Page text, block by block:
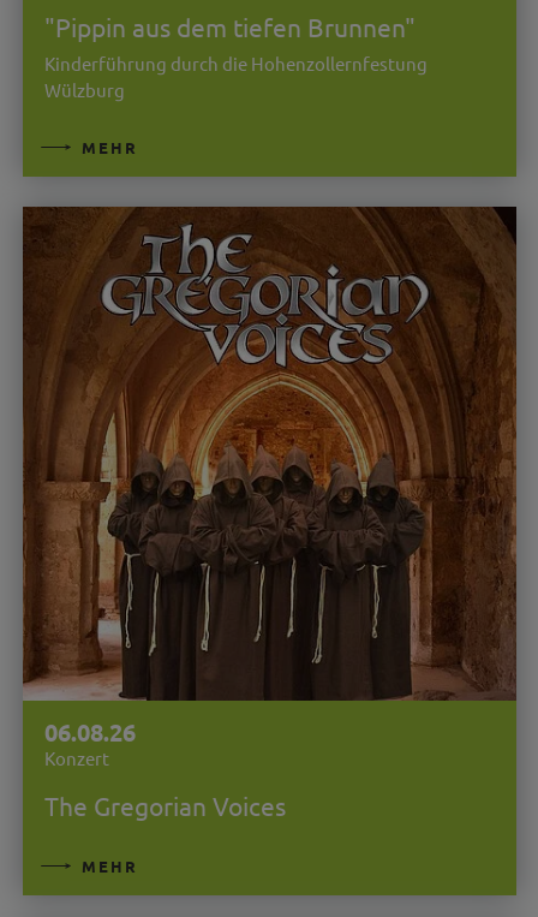
"Pippin aus dem tiefen Brunnen"
Kinderführung durch die Hohenzollernfestung
Wülzburg
MEHR
06.08.26
Konzert
The Gregorian Voices
MEHR